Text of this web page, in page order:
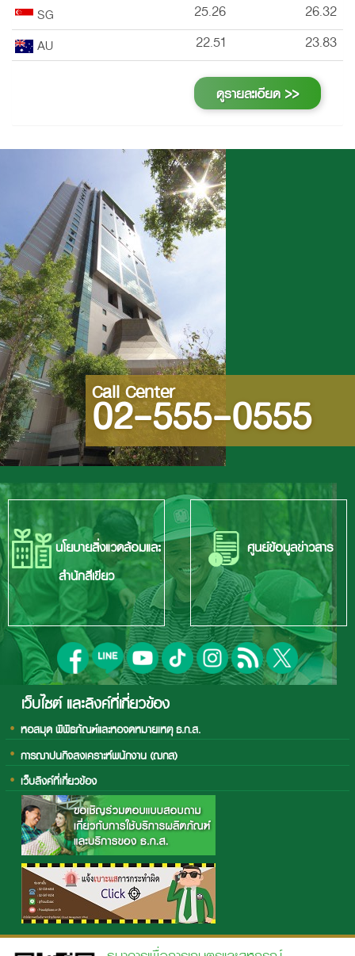
SG
25.26
26.32
AU
22.51 23.83
ดูรายละเอียด >>
Call Center
02-555-0555
นโยบายสิ่งแวดล้อมและ
สำนักสีเขียว
ศูนย์ข้อมูลข่าวสาร
เว็บไซต์ และลิงค์ที่เกี่ยวข้อง
หอสมุด พิพิธภัณฑ์และหอจดหมายเหตุ ธ.ก.ส.
การฌาปนกิจสงเคราะห์พนักงาน (ฌกส)
เว็บลิงค์ที่เกี่ยวข้อง